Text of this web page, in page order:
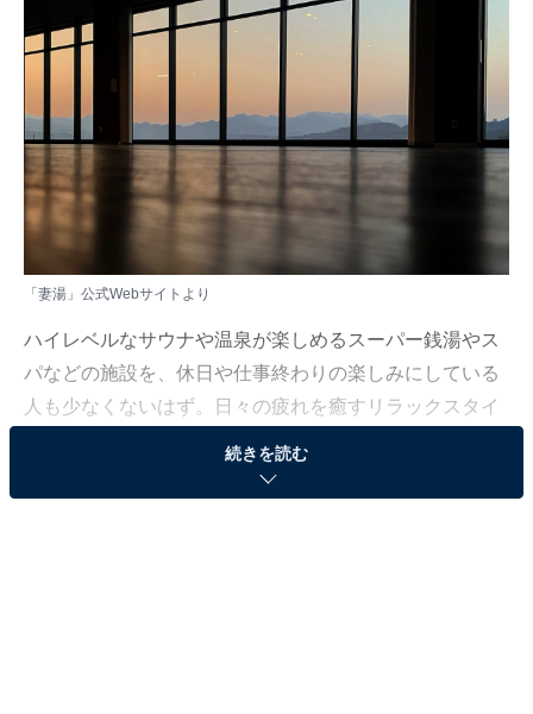
「妻湯」公式Webサイトより
ハイレベルなサウナや温泉が楽しめるスーパー銭湯やス
パなどの施設を、休日や仕事終わりの楽しみにしている
人も少なくないはず。日々の疲れを癒すリラックスタイ
ムは、何物にも代えがたい時間ですよね。しかし、近年
では高い人気をほこる施設も多く、どこに行けばよいか
続きを読む